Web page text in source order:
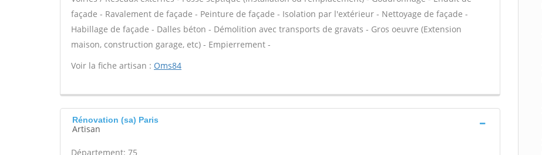
façade - Ravalement de façade - Peinture de façade - Isolation par l'extérieur - Nettoyage de façade -
Habillage de façade - Dalles béton - Démolition avec transports de gravats - Gros oeuvre (Extension
maison, construction garage, etc) - Empierrement -
Voir la fiche artisan : Oms84
Rénovation (sa) Paris
Artisan
Département: 75